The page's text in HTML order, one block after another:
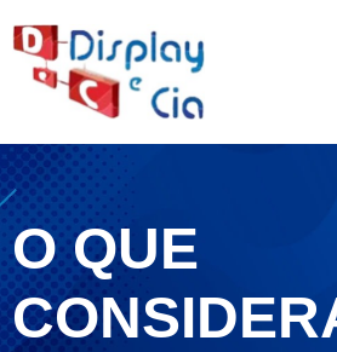
O QUE